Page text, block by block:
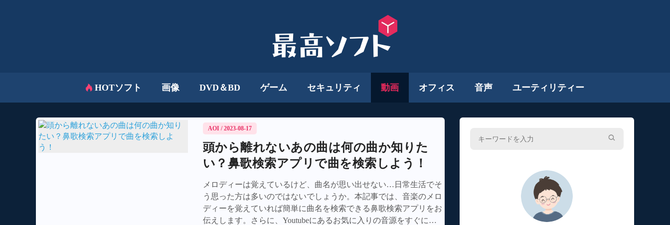
HOTソフト 画像 DVD＆BD ゲーム セキュリティ 動画 オフィス 音声 ユーティリティー
AOI / 2023-08-17
頭から離れないあの曲は何の曲か知りた
い？鼻歌検索アプリで曲を検索しよう！
メロディーは覚えているけど、曲名が思い出せない…日常生活でそ
う思った方は多いのではないでしょうか。本記事では、音楽のメロ
ディーを覚えていれば簡単に曲名を検索できる鼻歌検索アプリをお
伝えします。さらに、Youtubeにあるお気に入りの音源をすぐにダ